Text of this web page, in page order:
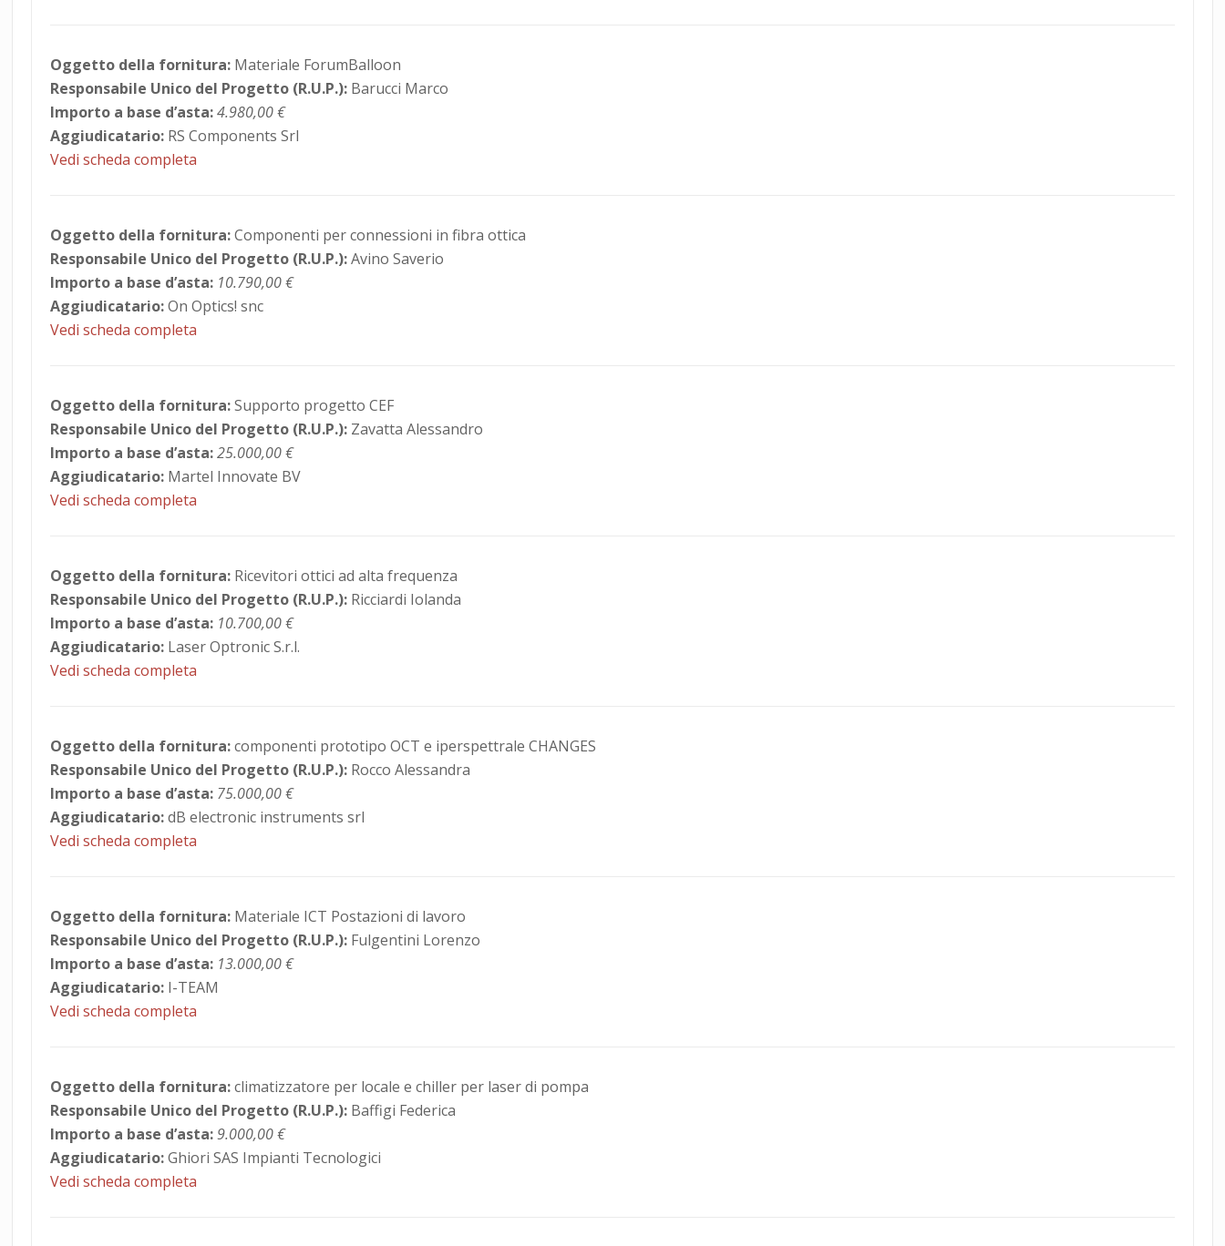
Oggetto della fornitura: Materiale ForumBalloon
Responsabile Unico del Progetto (R.U.P.): Barucci Marco
Importo a base d’asta: 4.980,00 €
Aggiudicatario: RS Components Srl
Vedi scheda completa
Oggetto della fornitura:Componenti per connessioni in fibra ottica
Responsabile Unico del Progetto (R.U.P.):Avino Saverio
Importo a base d’asta: 10.790,00 €
Aggiudicatario:On Optics! snc
Vedi scheda completa
Oggetto della fornitura:Supporto progetto CEF
Responsabile Unico del Progetto (R.U.P.): Zavatta Alessandro
Importo a base d’asta: 25.000,00 €
Aggiudicatario: Martel Innovate BV
Vedi scheda completa
Oggetto della fornitura: Ricevitori ottici ad alta frequenza
Responsabile Unico del Progetto (R.U.P.): Ricciardi Iolanda
Importo a base d’asta: 10.700,00 €
Aggiudicatario: Laser Optronic S.r.l.
Vedi scheda completa
Oggetto della fornitura:componenti prototipo OCT e iperspettrale CHANGES
Responsabile Unico del Progetto (R.U.P.): Rocco Alessandra
Importo a base d’asta: 75.000,00 €
Aggiudicatario:dB electronic instruments srl
Vedi scheda completa
Oggetto della fornitura: Materiale ICT Postazioni di lavoro
Responsabile Unico del Progetto (R.U.P.): Fulgentini Lorenzo
Importo a base d’asta: 13.000,00 €
Aggiudicatario: I-TEAM
Vedi scheda completa
Oggetto della fornitura:climatizzatore per locale e chiller per laser di pompa
Responsabile Unico del Progetto (R.U.P.): Baffigi Federica
Importo a base d’asta: 9.000,00 €
Aggiudicatario:Ghiori SAS Impianti Tecnologici
Vedi scheda completa